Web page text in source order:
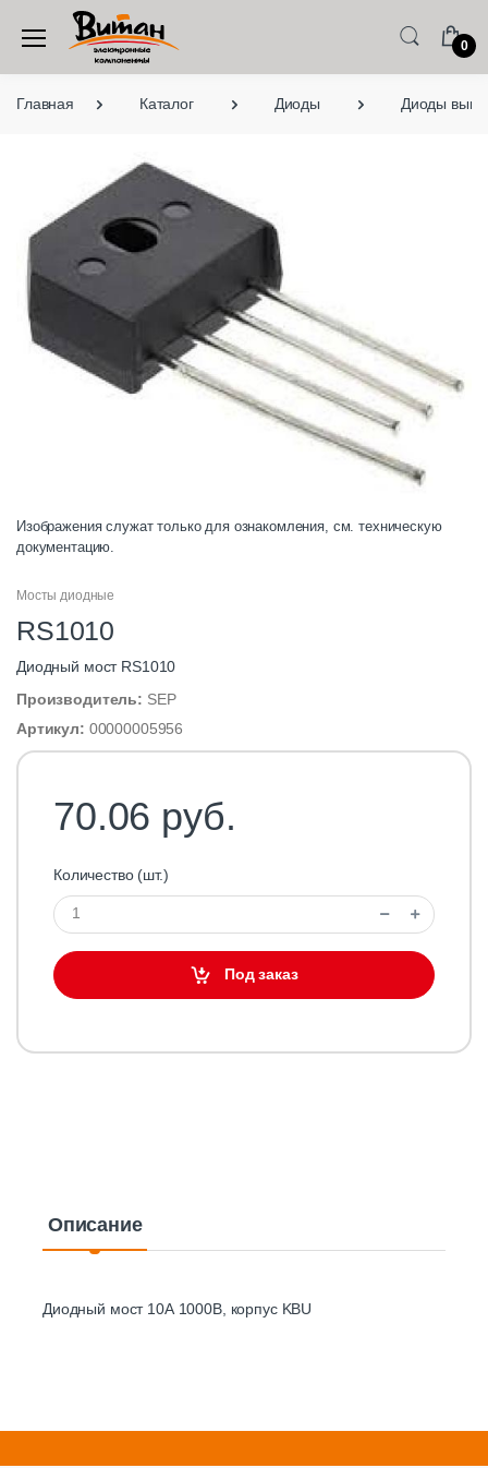
0
Главная Каталог Диоды Диоды
Изображения служат только для ознакомления, см. техническую
документацию.
Мосты диодные
RS1010
Диодный мост RS1010
Производитель: SEP
Артикул: 00000005956
70.06 руб.
Количество (шт.)
Под заказ
Описание
Диодный мост 10А 1000В, корпус KBU